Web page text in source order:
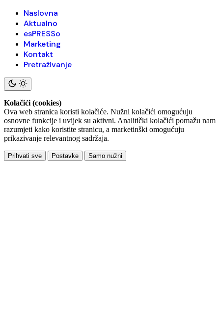
Naslovna
Aktualno
esPRESSo
Marketing
Kontakt
Pretraživanje
Kolačići (cookies)
Ova web stranica koristi kolačiće. Nužni kolačići omogućuju
osnovne funkcije i uvijek su aktivni. Analitički kolačići pomažu nam
razumjeti kako koristite stranicu, a marketinški omogućuju
prikazivanje relevantnog sadržaja.
Prihvati sve Postavke Samo nužni